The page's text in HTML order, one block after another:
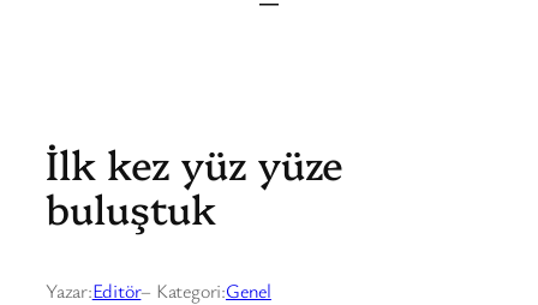
İlk kez yüz yüze
buluştuk
Yazar:Editör– Kategori:Genel